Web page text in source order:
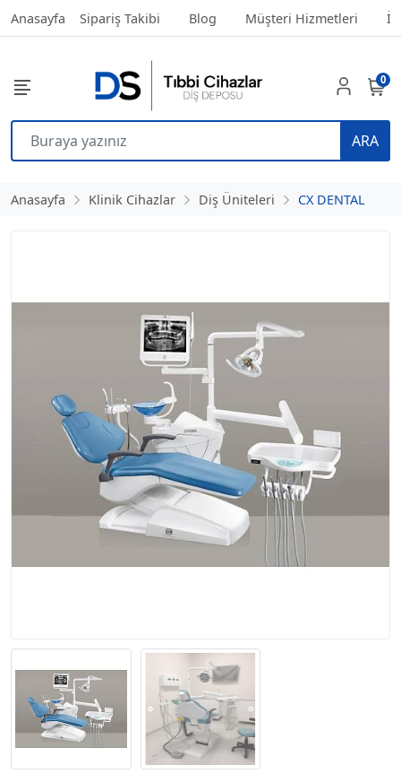
Anasayfa Sipariş Takibi Blog Müşteri Hizmetleri
ARA
0
Anasayfa Klinik Cihazlar Diş Üniteleri CX DENTAL